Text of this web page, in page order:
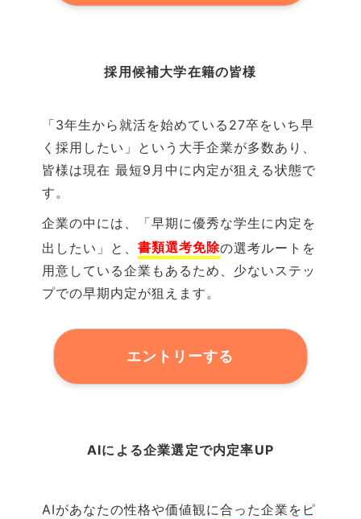
採用候補大学在籍の皆様
「3年生から就活を始めている27卒をいち早
く採用したい」という大手企業が多数あり、
皆様は現在 最短9 月中に内定が狙える状態で
す。
企業の中には、「早期に優秀な学生に内定を
出したい」と、 書類選考免除の選考ルートを
用意している企業もあるため、少ないステッ
プでの早期内定が狙えます。
エントリーする
AIによる企業選定で内定率UP
AIがあなたの性格や価値観に合った企業をピ